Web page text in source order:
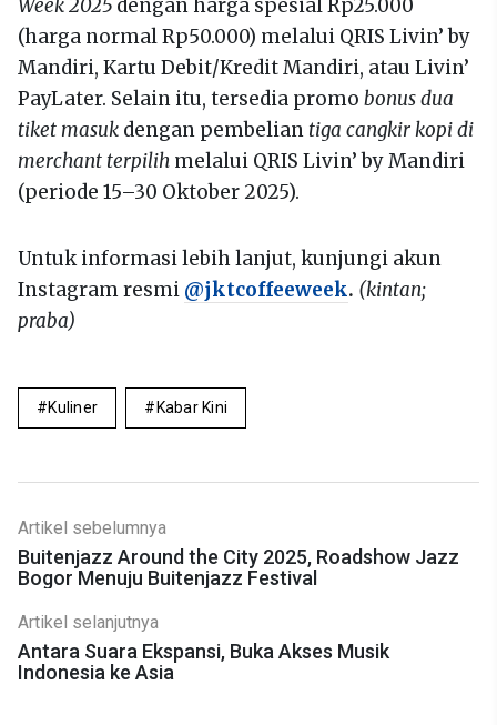
Week 2025 dengan harga spesial Rp25.000
(harga normal Rp50.000) melalui QRIS Livin’ by
Mandiri, Kartu Debit/Kredit Mandiri, atau Livin’
PayLater. Selain itu, tersedia promo bonus dua
tiket masuk dengan pembelian tiga cangkir kopi di
merchant terpilih melalui QRIS Livin’ by Mandiri
(periode 15–30 Oktober 2025).
Untuk informasi lebih lanjut, kunjungi akun
Instagram resmi @jktcoffeeweek. (kintan;
praba)
Kuliner Kabar Kini
Artikel sebelumnya
Buitenjazz Around the City 2025, Roadshow Jazz
Bogor Menuju Buitenjazz Festival
Artikel selanjutnya
Antara Suara Ekspansi, Buka Akses Musik
Indonesia ke Asia